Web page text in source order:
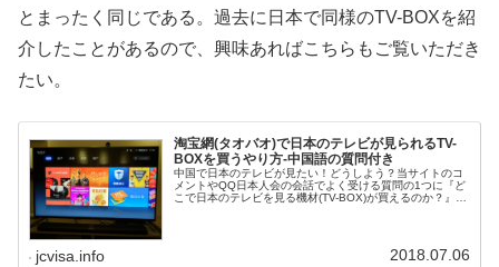
とまったく同じである。過去に日本で同様のTV-BOXを紹
介したことがあるので、興味あればこちらもご覧いただき
たい。
淘宝網(タオバオ)で日本のテレビが見られるTV-
BOXを買うやり方-中国語の質問付き
中国で日本のテレビが見たい！どうしよう？当サイトのコ
メントやQQ日本人会の会話でよく受ける質問の1つに『ど
こで日本のテレビを見る機材(TV-BOX)が買えるのか？』が
jcvisa.info 2018.07.06